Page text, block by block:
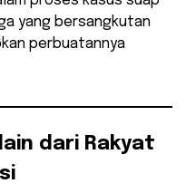
yang bersangkutan
perbuatannya
dari Rakyat